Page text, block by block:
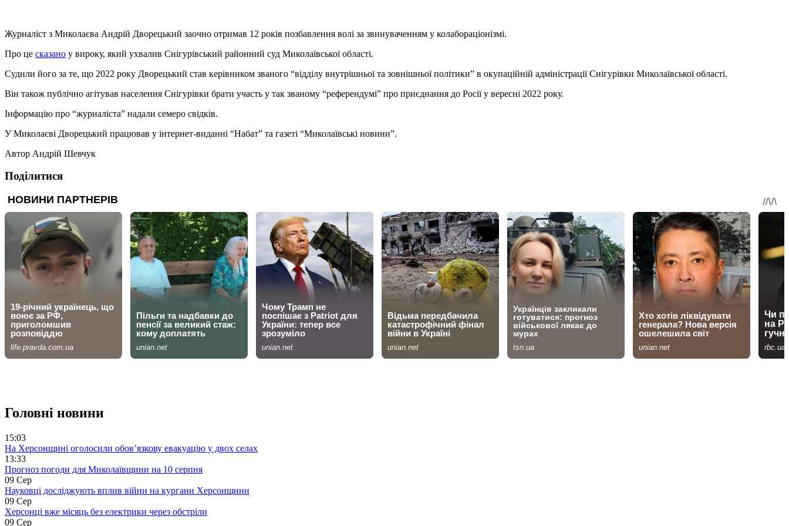
Журналіст з Миколаєва Андрій Дворецький заочно отримав 12 років позбавлення волі за звинуваченням у колабораціонізмі.
Про це сказано у вироку, який ухвалив Снігурівський районний суд Миколаївської області.
Судили його за те, що 2022 року Дворецький став керівником званого “відділу внутрішньої та зовнішньої політики” в окупаційній адміністрації Снігурівки Миколаївської області.
Він також публічно агітував населення Снігурівки брати участь у так званому “референдумі” про приєднання до Росії у вересні 2022 року.
Інформацію про “журналіста” надали семеро свідків.
У Миколаєві Дворецький працював у інтернет-виданні “Набат” та газеті “Миколаївські новини”.
Автор Андрій Шевчук
Поділитися
Головні новини
15:03
На Херсонщині оголосили обов’язкову евакуацію у двох селах
13:33
Прогноз погоди для Миколаївщини на 10 серпня
09 Сер
Науковці досліджують вплив війни на кургани Херсонщини
09 Сер
Херсонці вже місяць без електрики через обстріли
09 Сер